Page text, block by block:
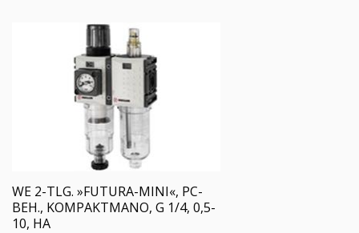
WE 2-TLG. »FUTURA-MINI«, PC-
BEH., KOMPAKTMANO, G 1/4, 0,5-
10, HA